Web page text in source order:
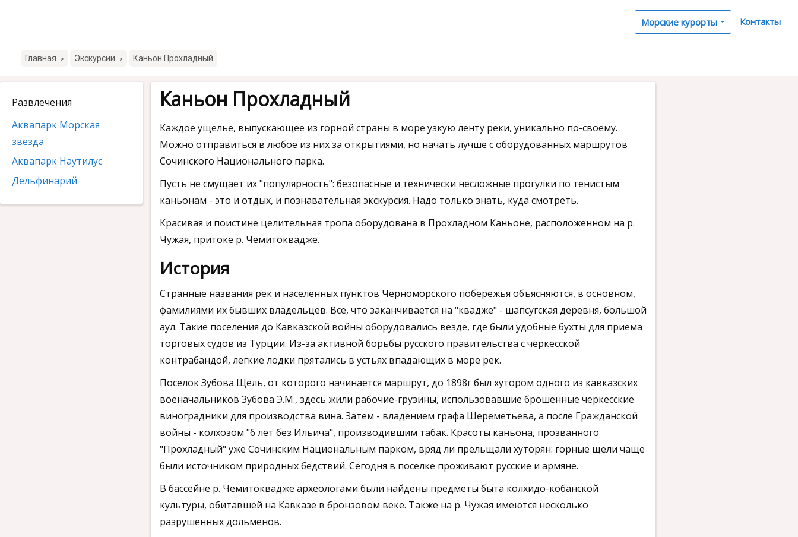
Морские курорты Контакты
Главная > Экскурсии > Каньон Прохладный
Развлечения
Аквапарк Морская
звезда
Аквапарк Наутилус
Дельфинарий
Каньон Прохладный
Каждое ущелье, выпускающее из горной страны в море узкую ленту реки, уникально по-своему.
Можно отправиться в любое из них за открытиями, но начать лучше с оборудованных маршрутов
Сочинского Национального парка.
Пусть не смущает их "популярность": безопасные и технически несложные прогулки по тенистым
каньонам - это и отдых, и познавательная экскурсия. Надо только знать, куда смотреть.
Красивая и поистине целительная тропа оборудована в Прохладном Каньоне, расположенном на р.
Чужая, притоке р. Чемитоквадже.
История
Странные названия рек и населенных пунктов Черноморского побережья объясняются, в основном,
фамилиями их бывших владельцев. Все, что заканчивается на "квадже" - шапсугская деревня, большой
аул. Такие поселения до Кавказской войны оборудовались везде, где были удобные бухты для приема
торговых судов из Турции. Из-за активной борьбы русского правительства с черкесской
контрабандой, легкие лодки прятались в устьях впадающих в море рек.
Поселок Зубова Щель, от которого начинается маршрут, до 1898г был хутором одного из кавказских
военачальников Зубова Э.М., здесь жили рабочие-грузины, использовавшие брошенные черкесские
виноградники для производства вина. Затем - владением графа Шереметьева, а после Гражданской
войны - колхозом "6 лет без Ильича", производившим табак. Красоты каньона, прозванного
"Прохладный" уже Сочинским Национальным парком, вряд ли прельщали хуторян: горные щели чаще
были источником природных бедствий. Сегодня в поселке проживают русские и армяне.
В бассейне р. Чемитоквадже археологами были найдены предметы быта колхидо-кобанской
культуры, обитавшей на Кавказе в бронзовом веке. Также на р. Чужая имеются несколько
разрушенных дольменов.